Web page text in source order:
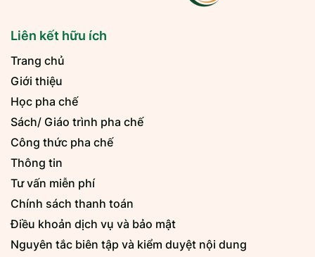
Liên kết hữu ích
Trang chủ
Giới thiệu
Học pha chế
Sách/ Giáo trình pha chế
Công thức pha chế
Thông tin
Tư vấn miễn phí
Chính sách thanh toán
Điều khoản dịch vụ và bảo mật
Nguyên tắc biên tập và kiểm duyệt nội dung